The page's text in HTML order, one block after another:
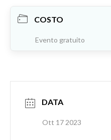
COSTO
Evento gratuito
DATA
Ott 17 2023